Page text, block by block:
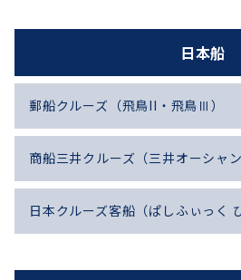
日本船
郵船クルーズ（飛鳥II・飛鳥Ⅲ）
商船三井クルーズ（三井オーシャ
日本クルーズ客船（ぱしふぃっく